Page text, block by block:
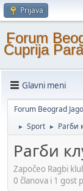
Prijava
Forum
Ćuprija
Glavni meni
Forum Beograd
► Sport ► Рагби
Рагби
Započeo Ragbi
0 članova i 1 gost